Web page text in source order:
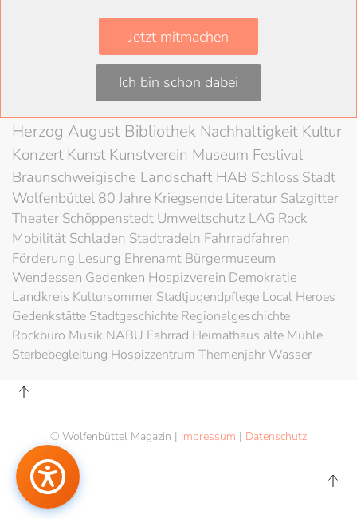
WolfenbüttelLandkreis
WolfenbüttelLessingtheaterAusstellung
Herzog August Bibliothek Nachhaltigkeit Kultur
KonzertKunstKunstverein Museum Festival
Braunschweigische Landschaft HAB Schloss Stadt
Wolfenbüttel 80 Jahre Kriegsende Literatur Salzgitter
Theater Schöppenstedt Umweltschutz LAG Rock
Mobilität Schladen Stadtradeln Fahrradfahren
Förderung Lesung Ehrenamt Bürgermuseum
Wendessen Gedenken Hospizverein Demokratie
Landkreis KultursommerStadtjugendpflege Local Heroes
Gedenkstätte Stadtgeschichte Regionalgeschichte
Rockbüro Musik NABU Fahrrad Heimathaus alte Mühle
Sterbebegleitung Hospizzentrum Themenjahr Wasser
© Wolfenbüttel Magazin | Impressum | Datenschutz
Jetzt mitmachen
Ich bin schon dabei